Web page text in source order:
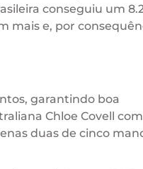
conseguiu um
mais e, por
garantindo boa
Chloe Covell
duas de cinco